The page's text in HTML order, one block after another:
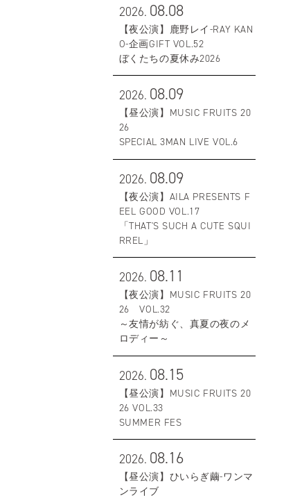
2026. 08.08
【夜公演】鹿野レイ-RAY KAN
O-企画GIFT VOL.52
ぼくたちの夏休み2026
2026. 08.09
【昼公演】MUSIC FRUITS 20
26
SPECIAL 3MAN LIVE VOL.6
2026. 08.09
【夜公演】AILA PRESENTS F
EEL GOOD VOL.17
「THAT'S SUCH A CUTE SQUI
RREL」
2026. 08.11
【夜公演】MUSIC FRUITS 20
26 VOL.32
～友情が紡ぐ、真夏の夜のメ
ロディー～
2026. 08.15
【昼公演】MUSIC FRUITS 20
26 VOL.33
SUMMER FES
2026. 08.16
【昼公演】ひいらぎ繭-ワンマ
ンライブ